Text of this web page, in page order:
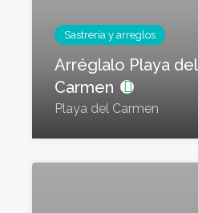
Sastrería y arreglos
Arréglalo Playa del
Carmen
Playa del Carmen